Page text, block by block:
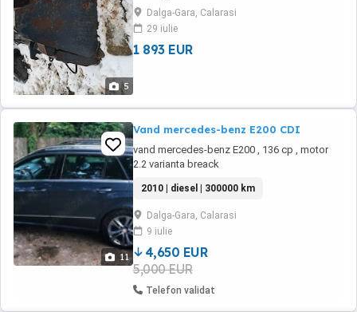
5
factura , cupa este aproape noua , are lama
de uzura din hardox , este facuta la comanda.
Info
Dalga-Gara, Calarasi
29 iulie
1 893 EUR
11
Vand mercedes-benz E200 CDI
vand mercedes-benz E200 , 136 cp , motor
2.2 varianta breack
2010 | diesel | 300000 km
Dalga-Gara, Calarasi
9 iulie
4,650 EUR
5,000 EUR
Telefon validat